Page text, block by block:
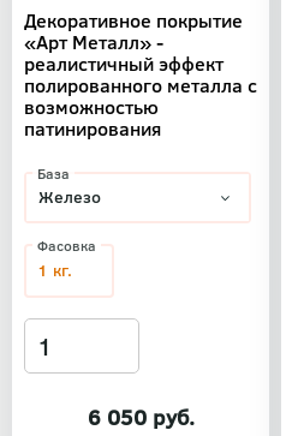
Декоративное покрытие
«Арт Металл» -
реалистичный эффект
полированного металла с
возможностью
патинирования
6 050 руб.
База
Фасовка
1 кг.